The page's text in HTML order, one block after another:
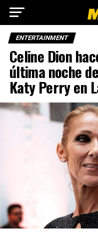
ENTERTAINMENT
Celine Dion
última noche
Katy Perry en